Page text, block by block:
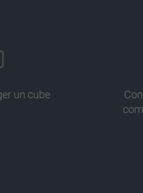
un cube